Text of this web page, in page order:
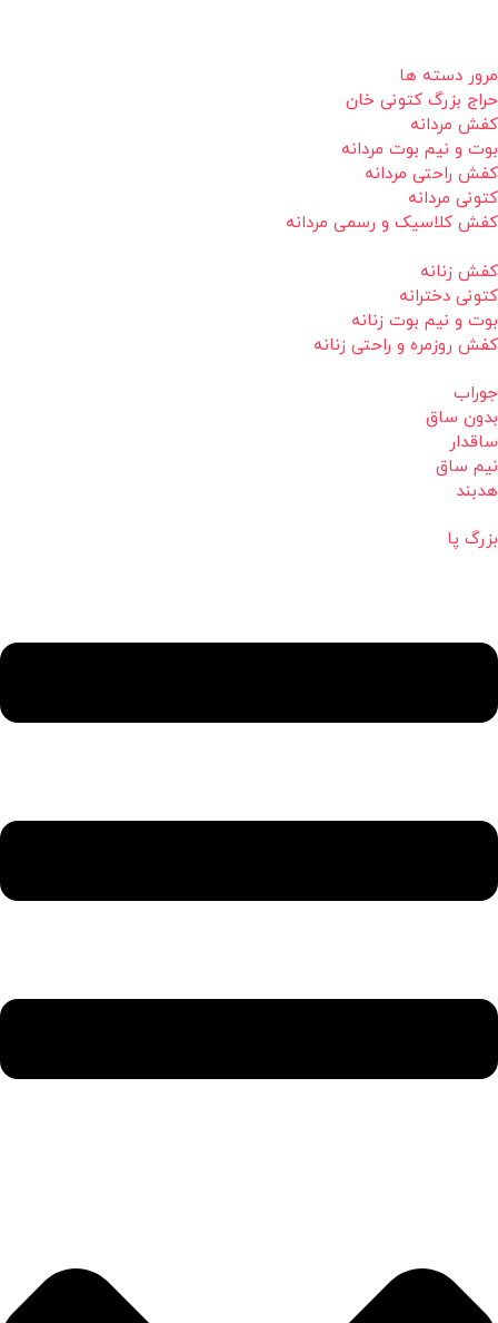
مرور دسته ها
حراج بزرگ کتونی خان
کفش مردانه
بوت و نیم بوت مردانه
کفش راحتی مردانه
کتونی مردانه
کفش کلاسیک و رسمی مردانه
کفش زنانه
کتونی دخترانه
بوت و نیم بوت زنانه
کفش روزمره و راحتی زنانه
جوراب
بدون ساق
ساقدار
نیم ساق
هدبند
بزرگ پا